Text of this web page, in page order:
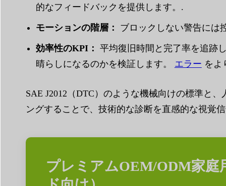
的なフィードバックを提供します。.
モーションの階層： ブロックしない警告には
効率性のKPI： 平均復旧時間と完了率を追跡
晴らしになるのかを検証します。 エラー をよ
SAE J2012（DTC）のような機械向けの標準と
ングすることで、技術的な診断を直感的な視覚
プレミアムOEM/ODM家庭